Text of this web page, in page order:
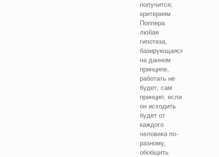
получится;
критериям
Поппера
любая
гипотеза,
базирующаяся
на данном
принципе,
работать не
будет; сам
принцип, если
он исходить
будет от
каждого
человека по-
разному,
обобщить